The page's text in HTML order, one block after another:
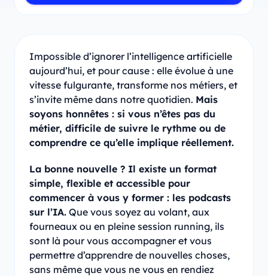
Impossible d’ignorer l’intelligence artificielle
aujourd’hui, et pour cause : elle évolue à une
vitesse fulgurante, transforme nos métiers, et
s’invite même dans notre quotidien. Mais
soyons honnêtes : si vous n’êtes pas du
métier, difficile de suivre le rythme ou de
comprendre ce qu’elle implique réellement.
La bonne nouvelle ? Il existe un format
simple, flexible et accessible pour
commencer à vous y former : les podcasts
sur l’IA. Que vous soyez au volant, aux
fourneaux ou en pleine session running, ils
sont là pour vous accompagner et vous
permettre d’apprendre de nouvelles choses,
sans même que vous ne vous en rendiez